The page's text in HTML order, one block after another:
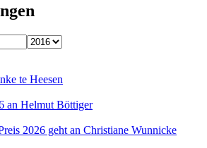
te Heesen
an Helmut Böttiger
2026 geht an Christiane Wunnicke